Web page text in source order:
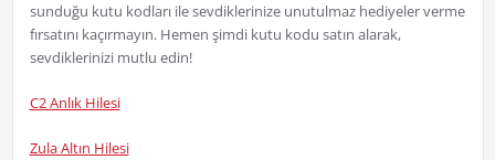
sunduğu kutu kodları ile sevdiklerinize unutulmaz hediyeler verme
fırsatını kaçırmayın. Hemen şimdi kutu kodu satın alarak,
sevdiklerinizi mutlu edin!
C2 Anlık Hilesi
Zula Altın Hilesi